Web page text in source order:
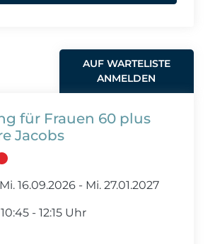
AUF WARTELISTE
ANMELDEN
für Frauen 60 plus
Jacobs
Mi. 16.09.2026 - Mi. 27.01.2027
10:45 - 12:15 Uhr